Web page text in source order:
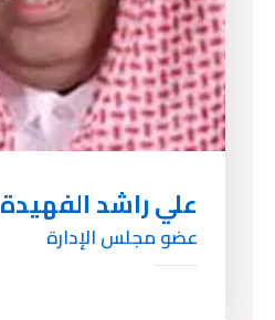
علي راشد الفهيدة
عضو مجلس الإدارة